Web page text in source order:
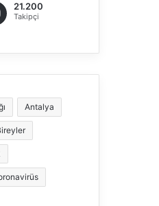
21.200
Takipçi
Antalya